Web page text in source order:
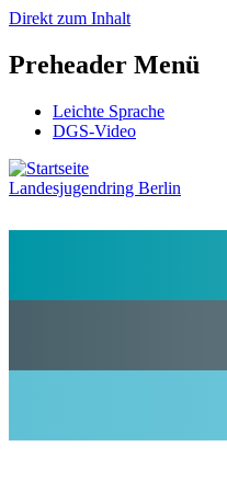
Direkt zum Inhalt
Preheader Menü
Leichte Sprache
DGS-Video
Landesjugendring Berlin